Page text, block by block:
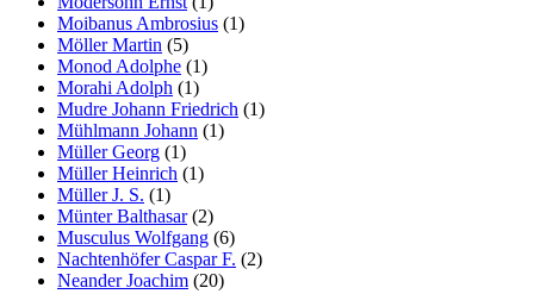
Moibanus Ambrosius (1)
Möller Martin (5)
Monod Adolphe (1)
Morahi Adolph (1)
Mudre Johann Friedrich (1)
Mühlmann Johann (1)
Müller Georg (1)
Müller Heinrich (1)
Müller J. S. (1)
Münter Balthasar(2)
Musculus Wolfgang (6)
Nachtenhöfer Caspar F. (2)
Neander Joachim (20)